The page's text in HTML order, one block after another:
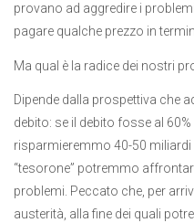
provano ad aggredire i
pagare qualche prezzo in
Ma qual è la radice dei nostri
Dipende dalla prospettiva che
debito: se il debito fosse al
risparmieremmo 40-50 miliardi
“tesorone” potremmo
problemi. Peccato che, per
austerità, alla fine dei quali